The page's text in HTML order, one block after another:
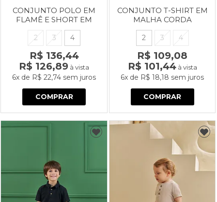
CONJUNTO POLO EM
FLAMÊ E SHORT EM
MOLETINHO PASSEIO DE
BIKE
2 3 4
R$ 136,44
R$ 126,89 à vista
6x de R$ 22,74 sem juros
COMPRAR
CONJUNTO T-SHIRT EM
MALHA CORDA
ESTONADA E SHORT EM
MOLETINHO PASSEIO DE
2 3 4
R$ 109,08
R$ 101,44 à vista
6x de R$ 18,18 sem juros
COMPRAR